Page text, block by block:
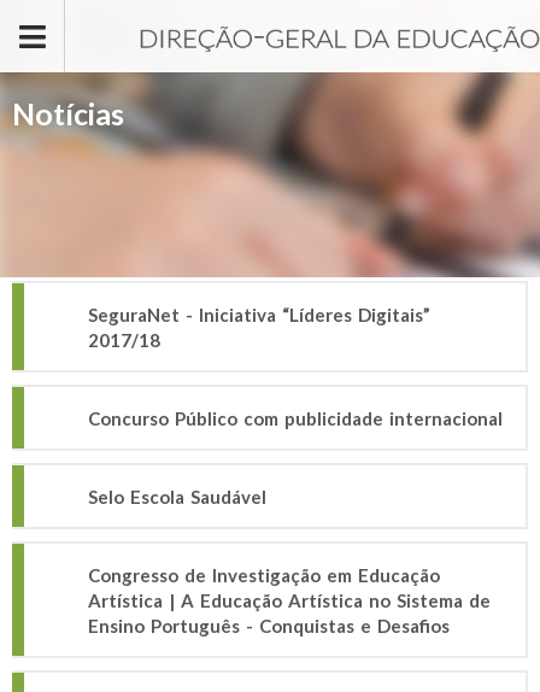
Notícias
SeguraNet - Iniciativa “Líderes Digitais”
2017/18
Concurso Público com publicidade internacional
Selo Escola Saudável
Congresso de Investigação em Educação
Artística | A Educação Artística no Sistema de
Ensino Português - Conquistas e Desafios